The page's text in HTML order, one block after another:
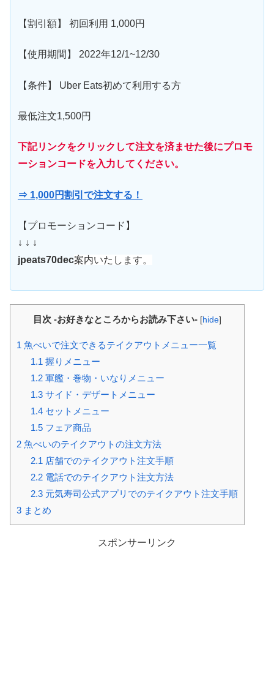
【割引額】 初回利用 1,000円
【使用期間】 2022年12/1~12/30
【条件】 Uber Eats初めて利用する方
最低注文1,500円
下記リンクをクリックして注文を済ませた後にプロモ
ーションコードを入力してください。
⇒ 1,000円割引で注文する！
【プロモーションコード】
↓ ↓ ↓
jpeats70dec案内いたします。
目次 -お好きなところからお読み下さい- [hide]
1 魚べいで注文できるテイクアウトメニュー一覧
1.1 握りメニュー
1.2軍艦・巻物・いなりメニュー
1.3サイド・デザートメニュー
1.4セットメニュー
1.5フェア商品
2 魚べいのテイクアウトの注文方法
2.1 店舗でのテイクアウト注文手順
2.2電話でのテイクアウト注文方法
2.3元気寿司公式アプリでのテイクアウト注文手順
3 まとめ
スポンサーリンク